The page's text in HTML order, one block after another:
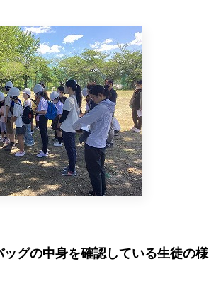
ッグの中身を確認している生徒の様